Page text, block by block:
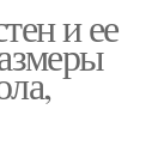
и ее